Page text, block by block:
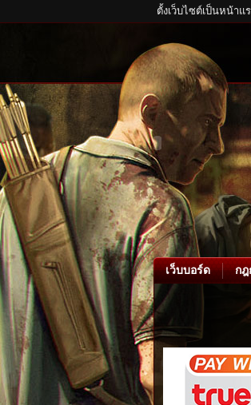
ตั้งเว็บไซต์เป็นหน้าแ
เว็บบอร์ด กฎ